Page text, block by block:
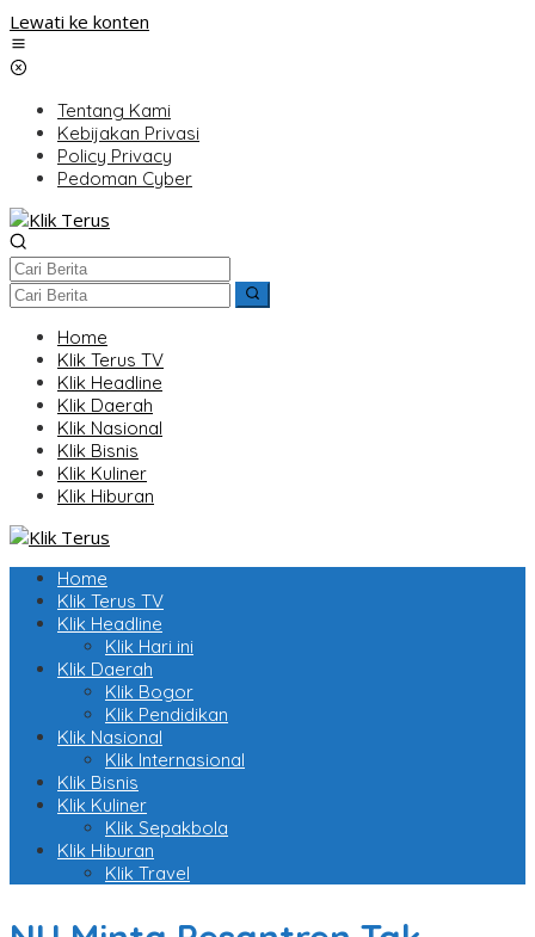
Lewati ke konten
Tentang Kami
Kebijakan Privasi
Policy Privacy
Pedoman Cyber
Home
Klik Terus TV
Klik Headline
Klik Daerah
Klik Nasional
Klik Bisnis
Klik Kuliner
Klik Hiburan
Home
Klik Terus TV
Klik Headline
Klik Hari ini
Klik Daerah
Klik Bogor
Klik Pendidikan
Klik Nasional
Klik Internasional
Klik Bisnis
Klik Kuliner
Klik Sepakbola
Klik Hiburan
Klik Travel